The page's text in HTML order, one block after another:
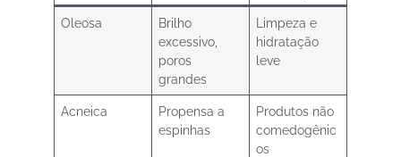
Oleosa
Brilho
excessivo,
poros
grandes
Limpeza e
hidratação
leve
Acneica
Propensa a
espinhas
Produtos não
comedogênic
os